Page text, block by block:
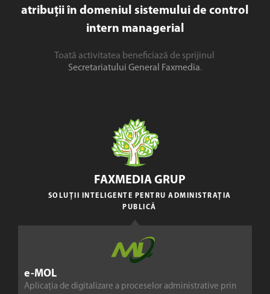
atribuții în domeniul sistemului de control
intern managerial
Toată activitatea beneficiază de sprijinul
Secretariatului General Faxmedia.
e-MOL
Aplicația de digitalizare a proceselor administrative prin
FAXMEDIA GRUP
SOLUȚII INTELIGENTE PENTRU ADMINISTRAȚIA
PUBLICĂ